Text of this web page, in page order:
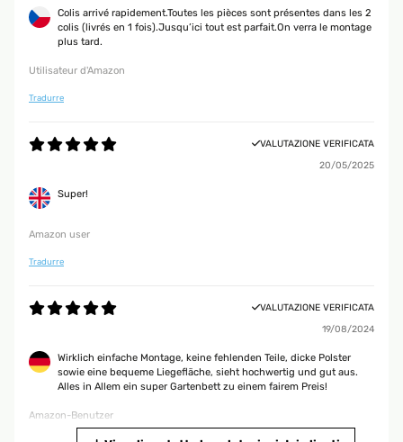
Colis arrivé rapidement.Toutes les pièces sont présentes dans les 2
colis (livrés en 1 fois).Jusqu’ici tout est parfait.On verra le montage
plus tard.
Utilisateur d'Amazon
Tradurre
VALUTAZIONE VERIFICATA
20/05/2025
Super!
Amazon user
Tradurre
VALUTAZIONE VERIFICATA
19/08/2024
Wirklich einfache Montage, keine fehlenden Teile, dicke Polster
sowie eine bequeme Liegefläche, sieht hochwertig und gut aus.
Alles in Allem ein super Gartenbett zu einem fairem Preis!
Amazon-Benutzer